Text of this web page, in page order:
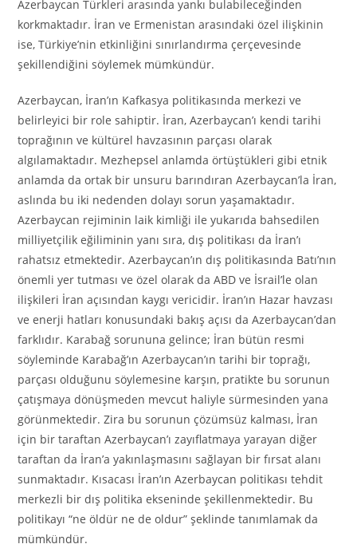
Azerbaycan Türkleri arasında yankı bulabileceğinden
korkmaktadır. İran ve Ermenistan arasındaki özel ilişkinin
ise, Türkiye’nin etkinliğini sınırlandırma çerçevesinde
şekillendiğini söylemek mümkündür.
Azerbaycan, İran’ın Kafkasya politikasında merkezi ve
belirleyici bir role sahiptir. İran, Azerbaycan’ı kendi tarihi
toprağının ve kültürel havzasının parçası olarak
algılamaktadır. Mezhepsel anlamda örtüştükleri gibi etnik
anlamda da ortak bir unsuru barındıran Azerbaycan’la İran,
aslında bu iki nedenden dolayı sorun yaşamaktadır.
Azerbaycan rejiminin laik kimliği ile yukarıda bahsedilen
milliyetçilik eğiliminin yanı sıra, dış politikası da İran’ı
rahatsız etmektedir. Azerbaycan’ın dış politikasında Batı’nın
önemli yer tutması ve özel olarak da ABD ve İsrail’le olan
ilişkileri İran açısından kaygı vericidir. İran’ın Hazar havzası
ve enerji hatları konusundaki bakış açısı da Azerbaycan’dan
farklıdır. Karabağ sorununa gelince; İran bütün resmi
söyleminde Karabağ’ın Azerbaycan’ın tarihi bir toprağı,
parçası olduğunu söylemesine karşın, pratikte bu sorunun
çatışmaya dönüşmeden mevcut haliyle sürmesinden yana
görünmektedir. Zira bu sorunun çözümsüz kalması, İran
için bir taraftan Azerbaycan’ı zayıflatmaya yarayan diğer
taraftan da İran’a yakınlaşmasını sağlayan bir fırsat alanı
sunmaktadır. Kısacası İran’ın Azerbaycan politikası tehdit
merkezli bir dış politika ekseninde şekillenmektedir. Bu
politikayı “ne öldür ne de oldur” şeklinde tanımlamak da
mümkündür.